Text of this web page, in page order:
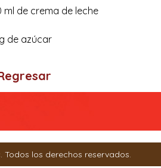
ml de crema de leche
de azúcar
pizca de sal
de mantequilla sin sal
Todos los derechos reservados.